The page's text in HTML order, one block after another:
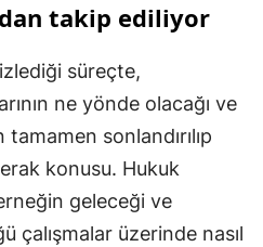
takip ediliyor
süreçte,
ne yönde olacağı ve
sonlandırılıp
konusu. Hukuk
geleceği ve
çalışmalar üzerinde nasıl